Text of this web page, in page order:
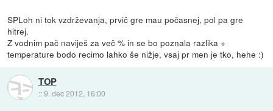
SPLoh ni tok vzdrževanja, prvič gre mau počasnej, pol pa gre
hitrej.
Z vodnim pač naviješ za več % in se bo poznala razlika +
temperature bodo recimo lahko še nižje, vsaj pr men je tko, hehe :)
TOP
::9. dec 2012, 16:00